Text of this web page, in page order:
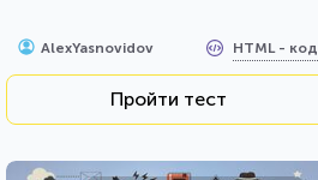
AlexYasnovidov HTML - код
Пройти тест